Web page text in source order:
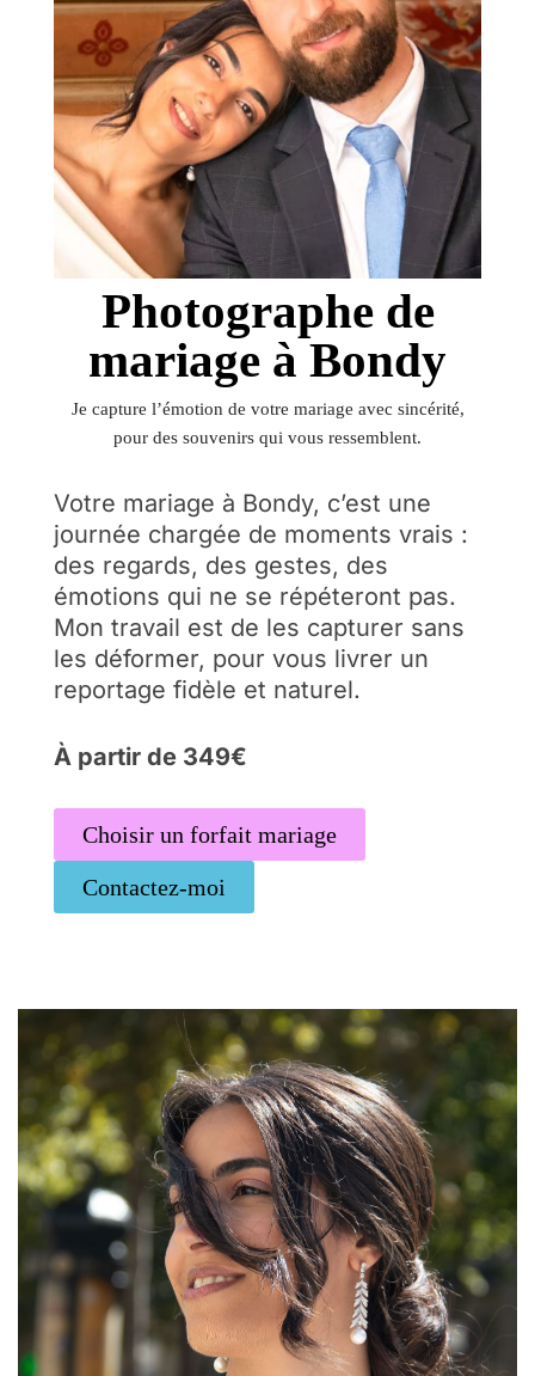
Photographe de
mariage à Bondy
Je capture l’émotion de votre mariage avec sincérité,
pour des souvenirs qui vous ressemblent.
Votre mariage à Bondy, c’est une
journée chargée de moments vrais :
des regards, des gestes, des
émotions qui ne se répéteront pas.
Mon travail est de les capturer sans
les déformer, pour vous livrer un
reportage fidèle et naturel.
À partir de 349€
Choisir un forfait mariage
Contactez-moi